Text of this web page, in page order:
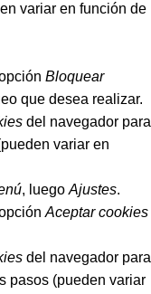
variar en función de
Bloquear
que desea realizar.
del navegador para
variar en
, luego Ajustes.
Aceptar cookies
del navegador para
pasos (pueden variar